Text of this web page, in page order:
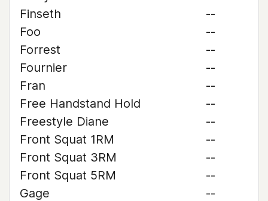
Finseth
--
Foo
--
Forrest
--
Fournier
--
Fran
--
Free Handstand Hold
--
Freestyle Diane
--
Front Squat 1RM
--
Front Squat 3RM
--
Front Squat 5RM
--
Gage
--